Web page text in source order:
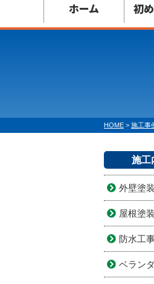
ホーム 初
HOME > 施工事
施工
外壁塗装
屋根塗装
防水工
ベラン